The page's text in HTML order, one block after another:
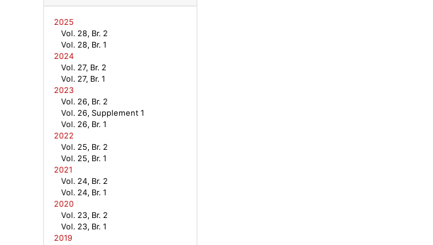
2025
Vol. 28, Br. 2
Vol. 28, Br. 1
2024
Vol. 27, Br. 2
Vol. 27, Br. 1
2023
Vol. 26, Br. 2
Vol. 26, Supplement 1
Vol. 26, Br. 1
2022
Vol. 25, Br. 2
Vol. 25, Br. 1
2021
Vol. 24, Br. 2
Vol. 24, Br. 1
2020
Vol. 23, Br. 2
Vol. 23, Br. 1
2019